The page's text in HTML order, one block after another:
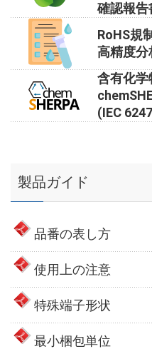
確認報告
RoHS規
高精度分
含有化学
(IEC
製品ガイド
品番の表し方
使用上の注意
特殊端子形状
最小梱包単位